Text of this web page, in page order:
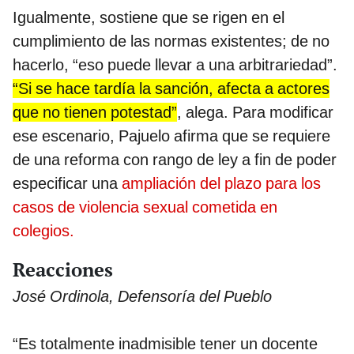
Igualmente, sostiene que se rigen en el
cumplimiento de las normas existentes; de no
hacerlo, “eso puede llevar a una arbitrariedad”.
“Si se hace tardía la sanción, afecta a actores
que no tienen potestad”, alega. Para modificar
ese escenario, Pajuelo afirma que se requiere
de una reforma con rango de ley a fin de poder
especificar unaampliación del plazo para los
casos de violencia sexual cometida en
colegios.
Reacciones
José Ordinola, Defensoría del Pueblo
“Es totalmente inadmisible tener un docente